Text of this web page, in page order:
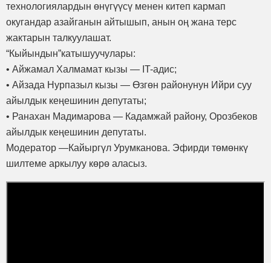
технологиялардын өнүгүүсү менен китеп кармап
окугандар азайганын айтышып, анын оң жана терс
жактарын талкуулашат.
“Кыйындын”катышуучулары:
• Айжамал Халмамат кызы — IT-адис;
• Айзада Нурпазыл кызы — Өзгөн районунун Ийри суу
айылдык кеңешинин депутаты;
• Ранахан Мадимарова — Кадамжай району, Орозбеков
айылдык кеңешинин депутаты.
Модератор —Кайыргүл Урумканова. Эфирди төмөнкү
шилтеме аркылуу көрө аласыз.